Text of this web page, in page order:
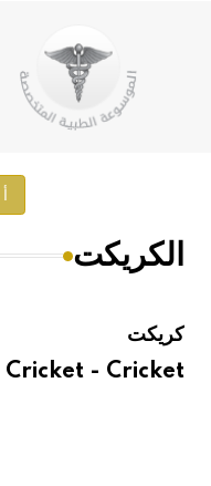
توصيات
صدور
إعلان..
أ
الكريكت
كريكت
Cricket - Cricket